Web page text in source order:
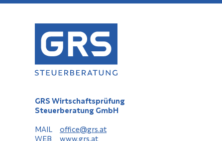
GRS Wirtschaftsprüfung
Steuerberatung GmbH
MAIL
office@grs.at
WEB www.grs.at